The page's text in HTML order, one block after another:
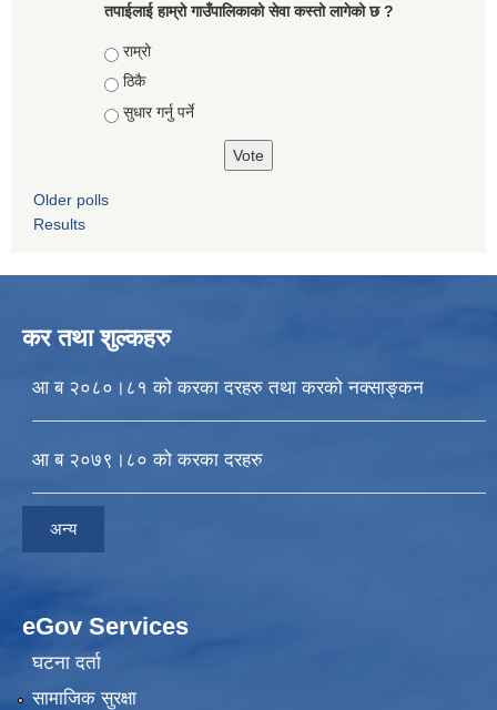
तपाईलाई हाम्राे गाउँपालिकाको सेवा कस्तो लागेको छ ?
Choices
राम्रो
ठिकै
सुधार गर्नु पर्ने
Older polls
Results
कर तथा शुल्कहरु
आ ब २०८०।८१ को करका दरहरु तथा करको नक्साङ्कन
आ ब २०७९।८० को करका दरहरु
अन्य
eGov Services
घटना दर्ता
सामाजिक सुरक्षा